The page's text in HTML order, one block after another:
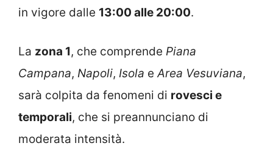
in vigore dalle 13:00 alle 20:00.
La zona 1, che comprende Piana
Campana, Napoli, Isola eArea Vesuviana,
sarà colpita da fenomeni di rovesci e
temporali, che si preannunciano di
moderata intensità.